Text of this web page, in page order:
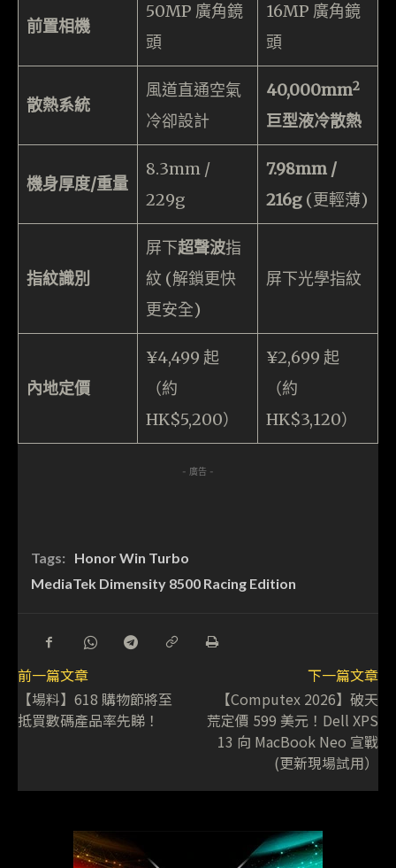
前置相機
50MP 廣角鏡
頭
16MP 廣角鏡
頭
散熱系統
風道直通空氣
冷卻設計
40,000mm2
巨型液冷散熱
機身厚度/重量
8.3mm /
229g
7.98mm /
216g (更輕薄)
指紋識別
屏下超聲波指
紋 (解鎖更快
更安全)
屏下光學指紋
內地定價
¥4,499 起
（約
HK$5,200）
¥2,699 起
（約
HK$3,120）
- 廣告 -
Tags:
Honor Win Turbo
MediaTek Dimensity 8500 Racing Edition
前一篇文章
【場料】618 購物節將至
抵買數碼產品率先睇！
下一篇文章
【Computex 2026】破天
荒定價 599 美元！Dell XPS
13 向 MacBook Neo 宣戰
(更新現場試用）